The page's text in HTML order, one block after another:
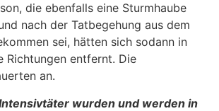
die ebenfalls eine Sturmhaube
nach der Tatbegehung aus dem
sei, hätten sich sodann in
Richtungen entfernt. Die
an.
wurden und werden in